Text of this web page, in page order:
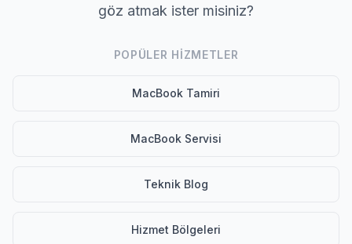
göz atmak ister misiniz?
POPÜLER HIZMETLER
MacBook Tamiri
MacBook Servisi
Teknik Blog
Hizmet Bölgeleri